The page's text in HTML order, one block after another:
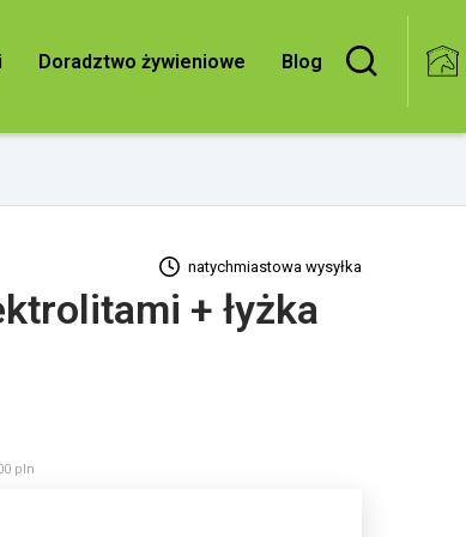
Doradztwo żywieniowe Blog
natychmiastowa wysyłka
+ łyżka
pln